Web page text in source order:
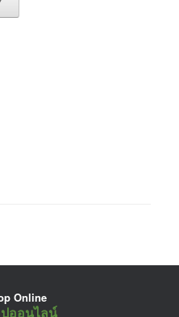
Online
ออนไลน์